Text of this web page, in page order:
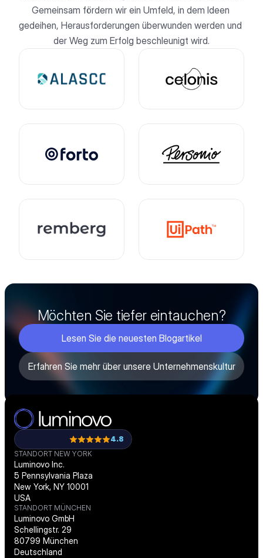
Gemeinsam fördern wir ein Umfeld, in dem Ideen
gedeihen, Herausforderungen überwunden werden und
der Weg zum Erfolg beschleunigt wird.
Möchten Sie tiefer eintauchen?
Lesen Sie die neuesten Blogartikel
Erfahren Sie mehr über unsere Unternehmenskultur
4.8
STANDORT NEW YORK
Luminovo Inc.
5 Pennsylvania Plaza
New York, NY 10001
USA
STANDORT MÜNCHEN
Luminovo GmbH
Schellingstr. 29
80799 München
Deutschland